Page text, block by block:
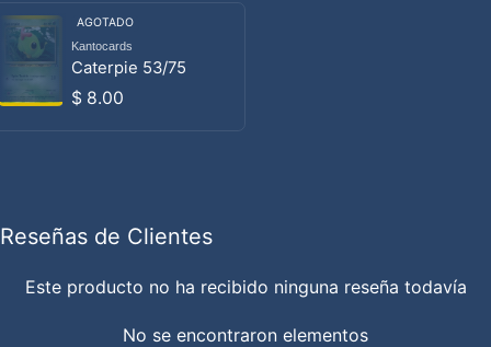
AGOTADO
Proveedor:
Kantocards
Caterpie 53/75
Precio habitual
$ 8.00
Reseñas de Clientes
Este producto no ha recibido ninguna reseña todavía
No se encontraron elementos